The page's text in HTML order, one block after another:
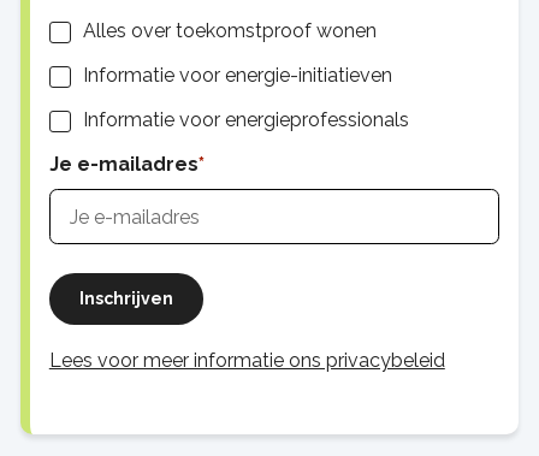
Alles over toekomstproof wonen
Informatie voor energie-initiatieven
Informatie voor energieprofessionals
Je e-mailadres
Inschrijven
Lees voor meer informatie ons privacybeleid